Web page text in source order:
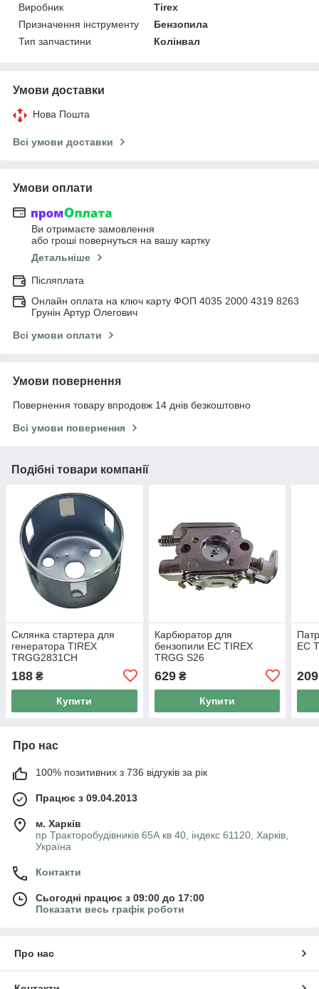
Виробник
Tirex
Призначення інструменту
Бензопила
Тип запчастини
Колінвал
Умови доставки
Нова Пошта
Всі умови доставки
Умови оплати
Ви отримаєте замовлення
або гроші повернуться на вашу картку
Детальніше
Післяплата
Онлайн оплата на ключ карту ФОП 4035 2000 4319 8263
Грунін Артур Олегович
Всі умови оплати
Умови повернення
Повернення товару впродовж 14 днів безкоштовно
Всі умови повернення
Подібні товари компанії
Склянка стартера для
генератора TIREX
TRGG2831CH
188 ₴
Купити
Карбюратор для
бензопили EC TIREX
TRGG S26
629₴
Купити
EC
209
Про нас
100% позитивних з 736 відгуків за рік
Працює з 09.04.2013
м. Харків
пр Тракторобудівників 65А кв 40, індекс 61120, Харків,
Україна
Контакти
Сьогодні працює з 09:00 до 17:00
Показати весь графік роботи
Про нас